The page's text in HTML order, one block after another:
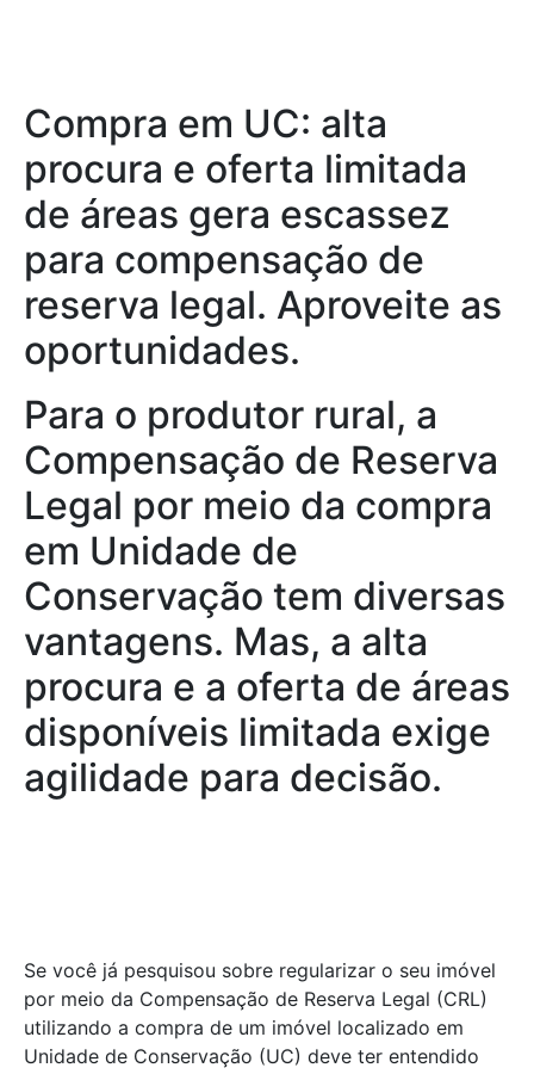
Compra em UC: alta
procura e oferta limitada
de áreas gera escassez
para compensação de
reserva legal. Aproveite as
oportunidades.
Para o produtor rural, a
Compensação de Reserva
Legal por meio da compra
em Unidade de
Conservação tem diversas
vantagens. Mas, a alta
procura e a oferta de áreas
disponíveis limitada exige
agilidade para decisão.
Se você já pesquisou sobre regularizar o seu imóvel
por meio da Compensação de Reserva Legal (CRL)
utilizando a compra de um imóvel localizado em
Unidade de Conservação (UC) deve ter entendido